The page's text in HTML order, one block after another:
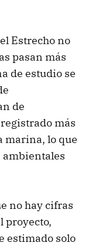
Estrecho no
pasan más
de estudio se
de
más
marina, lo que
ambientales
no hay cifras
proyecto,
estimado solo